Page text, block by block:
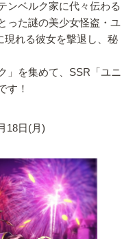
ンベルク家に代々伝わる
った謎の美少女怪盗・ユ
現れる彼女を撃退し、秘
」を集めて、SSR「ユニ
す！
18日(月)